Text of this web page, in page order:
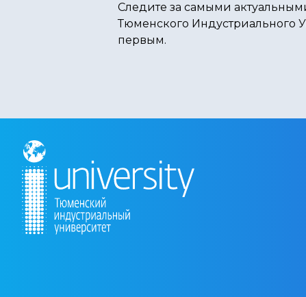
Следите за самыми
Тюменского Индустриального
первым.